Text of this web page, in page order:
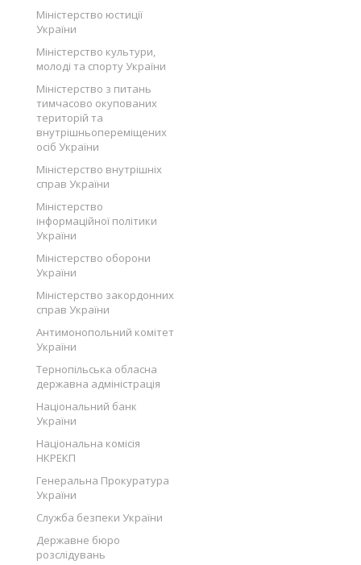
Міністерство юстиції
України
Міністерство культури,
молоді та спорту України
Міністерство з питань
тимчасово окупованих
територій та
внутрішньопереміщених
осіб України
Міністерство внутрішніх
справ України
Міністерство
інформаційної політики
України
Міністерство оборони
України
Міністерство закордонних
справ України
Антимонопольний комітет
України
Тернопільська обласна
державна адміністрація
Національний банк
України
Національна комісія
НКРЕКП
Генеральна Прокуратура
України
Служба безпеки України
Державне бюро
розслідувань